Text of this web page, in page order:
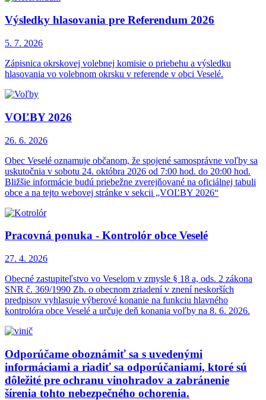
Výsledky hlasovania pre Referendum 2026
5. 7. 2026
Zápisnica okrskovej volebnej komisie o priebehu a výsledku
hlasovania vo volebnom okrsku v referende v obci Veselé.
VOĽBY 2026
26. 6. 2026
Obec Veselé oznamuje občanom, že spojené samosprávne voľby sa
uskutočnia v sobotu 24. októbra 2026 od 7:00 hod. do 20:00 hod.
Bližšie informácie budú priebežne zverejňované na oficiálnej tabuli
obce a na tejto webovej stránke v sekcii „VOĽBY 2026“
Pracovná ponuka - Kontrolór obce Veselé
27. 4. 2026
Obecné zastupiteľstvo vo Veselom v zmysle § 18 a, ods. 2 zákona
SNR č. 369/1990 Zb. o obecnom zriadení v znení neskorších
predpisov vyhlasuje výberové konanie na funkciu hlavného
kontrolóra obce Veselé a určuje deň konania voľby na 8. 6. 2026.
Odporúčame oboznámiť sa s uvedenými
informáciami a riadiť sa odporúčaniami, ktoré sú
dôležité pre ochranu vinohradov a zabránenie
šírenia tohto nebezpečného ochorenia.